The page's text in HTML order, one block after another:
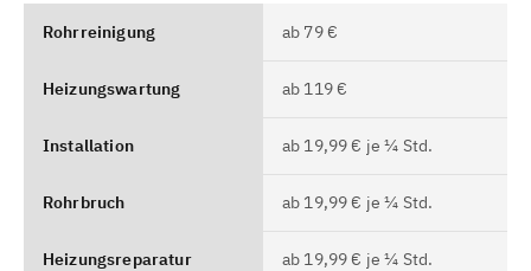
Rohrreinigung ab 79 €
Heizungswartung ab 119 €
Installation ab 19,99 € je ¼ Std.
Rohrbruch ab 19,99 € je ¼ Std.
Heizungsreparatur ab 19,99 € je ¼ Std.